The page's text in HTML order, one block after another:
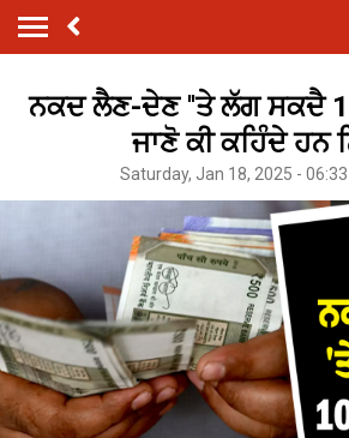
ਨਕਦ ਲੈਣ-ਦੇਣ ''ਤੇ ਲੱਗ ਸਕਦੈ
ਜਾਣੋ ਕੀ ਕਹਿੰਦੇ ਹਨ
Saturday, Jan 18, 2025 -